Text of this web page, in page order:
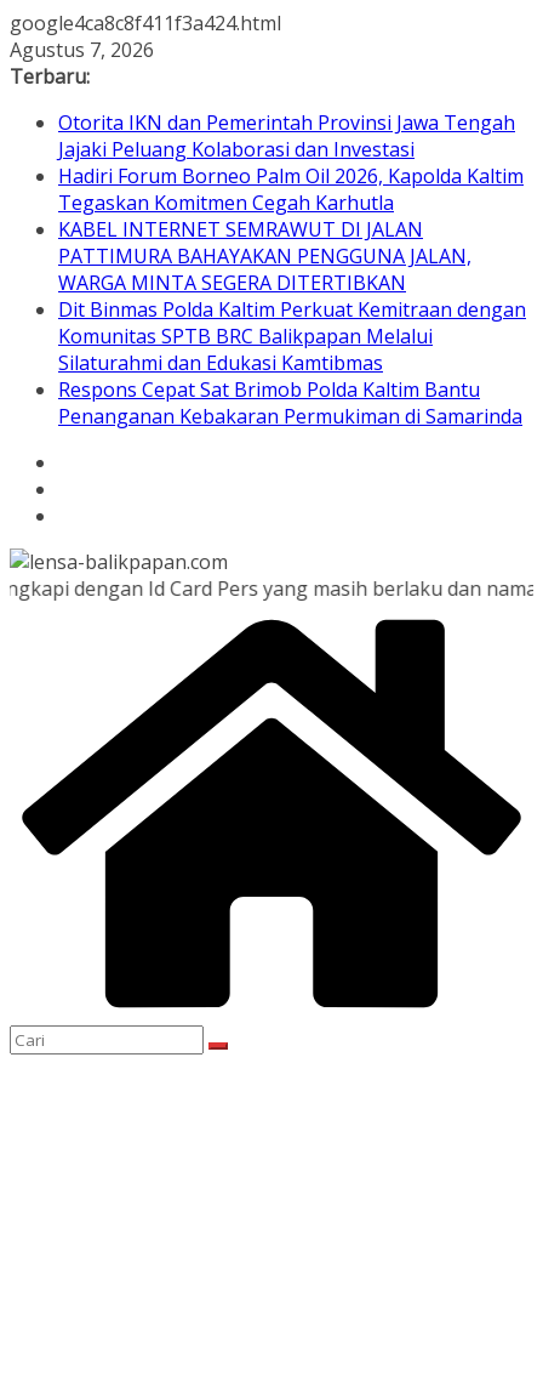
google4ca8c8f411f3a424.html
Skip
to
Agustus 7, 2026
Terbaru:
Otorita IKN dan Pemerintah Provinsi Jawa Tengah
Jajaki Peluang Kolaborasi dan Investasi
Hadiri Forum Borneo Palm Oil 2026, Kapolda Kaltim
Tegaskan Komitmen Cegah Karhutla
KABEL INTERNET SEMRAWUT DI JALAN
PATTIMURA BAHAYAKAN PENGGUNA JALAN,
WARGA MINTA SEGERA DITERTIBKAN
Dit Binmas Polda Kaltim Perkuat Kemitraan dengan
Komunitas SPTB BRC Balikpapan Melalui
Silaturahmi dan Edukasi Kamtibmas
Respons Cepat Sat Brimob Polda Kaltim Bantu
Penanganan Kebakaran Permukiman di Samarinda
Id Card Pers yang masih berlaku dan namanya